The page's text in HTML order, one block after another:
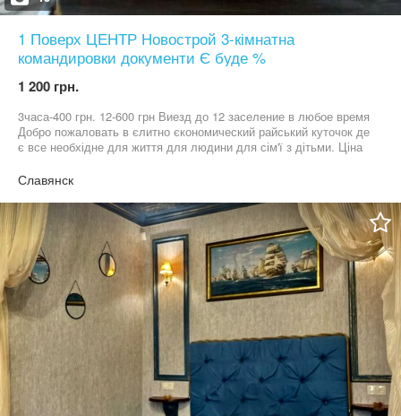
1 Поверх ЦЕНТР Новострой 3-кімнатна
командировки документи Є буде %
1 200 грн.
3часа-400 грн. 12-600 грн Виезд до 12 заселение в любое время
Добро пожаловать в єлитно єкономический райський куточок де
є все необхідне для життя для людини для сім'ї з дітьми. Ціна
якщо є командировачні в наявності тоді -60%
Славянск